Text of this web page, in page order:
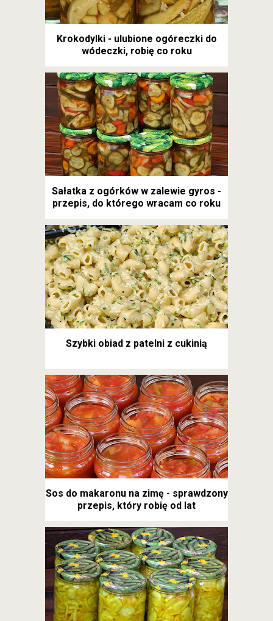
Krokodylki - ulubione ogóreczki do
wódeczki, robię co roku
Sałatka z ogórków w zalewie gyros -
przepis, do którego wracam co roku
Szybki obiad z patelni z cukinią
Sos do makaronu na zimę - sprawdzony
przepis, który robię od lat